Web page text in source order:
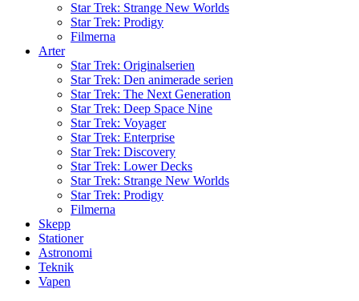
Star Trek: Strange New Worlds
Star Trek: Prodigy
Filmerna
Arter
Star Trek: Originalserien
Star Trek: Den animerade serien
Star Trek: The Next Generation
Star Trek: Deep Space Nine
Star Trek: Voyager
Star Trek: Enterprise
Star Trek: Discovery
Star Trek: Lower Decks
Star Trek: Strange New Worlds
Star Trek: Prodigy
Filmerna
Skepp
Stationer
Astronomi
Teknik
Vapen